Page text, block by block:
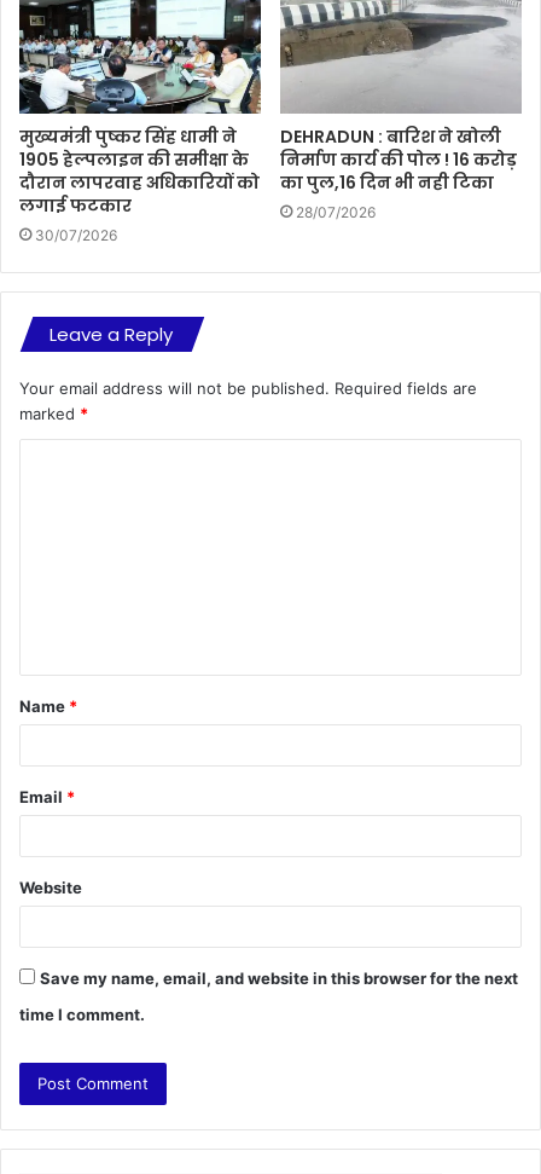
मुख्यमंत्री पुष्कर सिंह धामी ने
1905 हेल्पलाइन की समीक्षा के
दौरान लापरवाह अधिकारियों को
लगाई फटकार
30/07/2026
DEHRADUN : बारिश ने खोली
निर्माण कार्य की पोल ! 16 करोड़
का पुल,16 दिन भी नही टिका
28/07/2026
Leave a Reply
Your email address will not be published. Required fields are
marked *
t
*
Name *
Email *
Website
Save my name, email, and website in this browser for the next
time I comment.